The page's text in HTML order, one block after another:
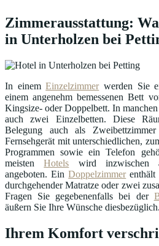
Zimmerausstattung:
in Unterholzen bei
In einemEinzelzimmerwerden Sie
einem angenehm bemessenen Bett
Kingsize- oder Doppelbett. In
auch zwei Einzelbetten. Diese
Belegung auch als
Fernsehgerät mit unterschiedlichen,
Programmen sowie ein Telefon
meistenHotels wird inzwischen
angeboten. EinDoppelzimmerenthält
durchgehender Matratze oder zwei
Fragen Sie gegebenenfalls bei der
äußern Sie Ihre Wünsche diesbezüglich.
Ihrem Komfort